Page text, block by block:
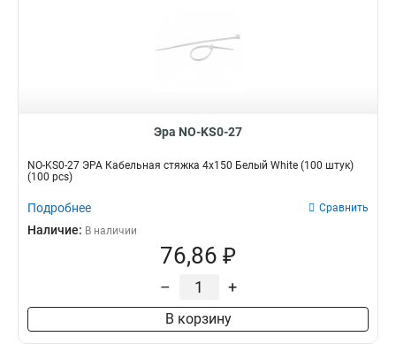
Эра NO-KS0-27
NO-KS0-27 ЭРА Кабельная стяжка 4х150 Белый White (100 штук)
(100 pcs)
Подробнее Сравнить
Наличие: В наличии
76,86 ₽
– +
В корзину